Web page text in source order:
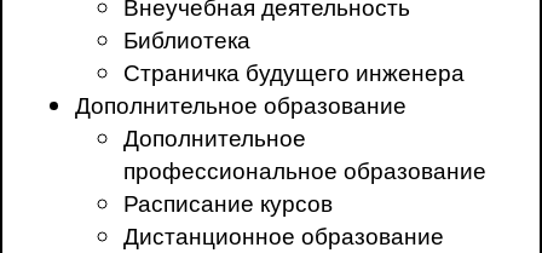
Библиотека
Страничка будущего инженера
Дополнительное образование
Дополнительное
профессиональное образование
Расписание курсов
Дистанционное образование